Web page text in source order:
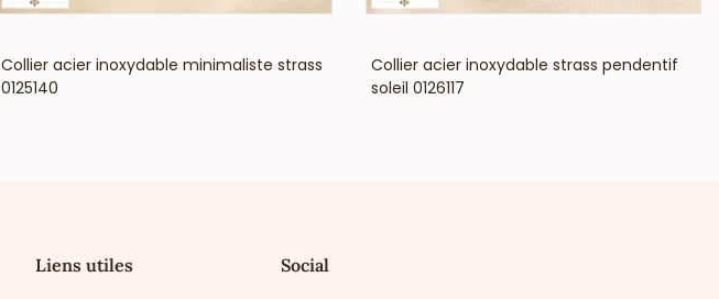
Collier acier inoxydable minimaliste strass
0125140
Collier acier inoxydable strass pendentif
soleil 0126117
Liens utiles Social